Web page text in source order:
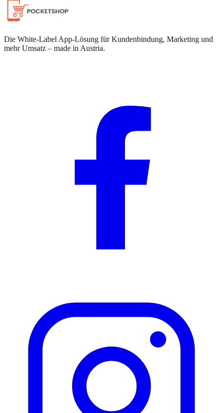
Die White-Label App-Lösung für Kundenbindung, Marketing und
mehr Umsatz – made in Austria.